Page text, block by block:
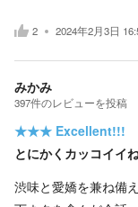
2 2024年2月3日
みかみ
397件のレビューを投稿
★★★ Excellent!!!
とにかくカッコイイ
渋味と愛嬌を兼ね備え